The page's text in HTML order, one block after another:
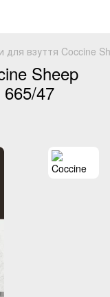
для взуття Coccine
Sheep
47